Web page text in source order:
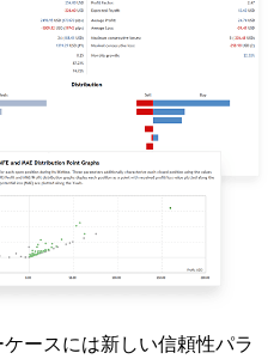
ースには新しい信頼性パラ